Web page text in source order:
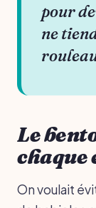
pour
ne
Le
chaque
On voulait